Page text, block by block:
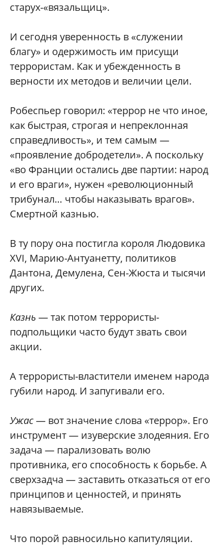
старух-«вязальщиц».
И сегодня уверенность в «служении
благу» и одержимость им присущи
террористам. Как и убежденность в
верности их методов и величии цели.
Робеспьер говорил: «террор не что иное,
как быстрая, строгая и непреклонная
справедливость», и тем самым —
«проявление добродетели». А поскольку
«во Франции остались две партии: народ
и его враги», нужен «революционный
трибунал… чтобы наказывать врагов».
Смертной казнью.
В ту пору она постигла короля Людовика
XVI, Марию-Антуанетту, политиков
Дантона, Демулена, Сен-Жюста и тысячи
других.
Казнь — так потом террористы-
подпольщики часто будут звать свои
акции.
А террористы-властители именем народа
губили народ. И запугивали его.
Ужас— вот значение слова «террор». Его
инструмент — изуверские злодеяния. Его
задача — парализовать волю
противника, его способность к борьбе. А
сверхзадча — заставить отказаться от его
принципов и ценностей, и принять
навязываемые.
Что порой равносильно капитуляции.